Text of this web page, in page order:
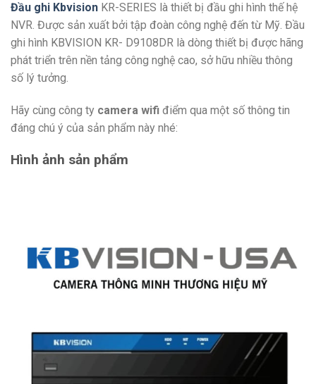
Đầu ghi Kbvision KR-SERIES là thiết bị đầu ghi hình thế hệ
NVR. Được sản xuất bởi tập đoàn công nghệ đến từ Mỹ. Đầu
ghi hình KBVISION KR- D9108DR là dòng thiết bị được hãng
phát triển trên nền tảng công nghệ cao, sở hữu nhiều thông
số lý tưởng.
Hãy cùng công ty camera wifi điểm qua một số thông tin
đáng chú ý của sản phẩm này nhé:
Hình ảnh sản phẩm